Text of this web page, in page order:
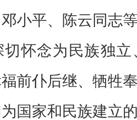
小平、陈云同志
切怀念为民族独
前仆后继、牺牲
国家和民族建立